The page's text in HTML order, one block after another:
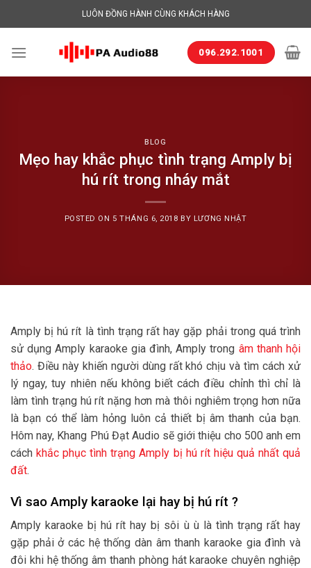
to
LUÔN ĐỒNG HÀNH CÙNG KHÁCH HÀNG
096.292.1001
BLOG
Mẹo hay khắc phục tình trạng Amply bị
hú rít trong nháy mắt
POSTED ON 5 THÁNG 6, 2018 BY LƯƠNG NHẬT
Amply bị hú rít là tình trạng rất hay gặp phải trong quá trình
sử dụng Amply karaoke gia đình, Amply trong âm thanh hội
thảo. Điều này khiến người dùng rất khó chịu và tìm cách xử
lý ngay, tuy nhiên nếu không biết cách điều chỉnh thì chỉ là
làm tình trạng hú rít nặng hơn mà thôi nghiêm trọng hơn nữa
là bạn có thể làm hỏng luôn cả thiết bị âm thanh của bạn.
Hôm nay, Khang Phú Đạt Audio sẽ giới thiệu cho 500 anh em
cáchkhắc phục tình trạng Amply bị hú rít hiệu quả nhất quả
đất.
Vì sao Amply karaoke lại hay bị hú rít ?
Amply karaoke bị hú rít hay bị sôi ù ù là tình trạng rất hay
gặp phải ở các hệ thống dàn âm thanh karaoke gia đình và
đôi khi hệ thống âm thanh phòng hát karaoke chuyên nghiệp